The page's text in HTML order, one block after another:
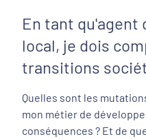
En tant qu'agent
local, je dois
transitions
Quelles sont les
mon métier de
conséquences ? Et de